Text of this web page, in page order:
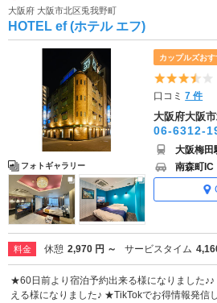
大阪府 大阪市北区兎我野町
HOTEL ef (ホテル エフ)
フォトギャラリー
カップルズおす
口コミ7 件
大阪府大阪
06-6312-
大阪梅田
南森町IC
料金 休憩 2,970 円 ～ サービスタイム
★60日前より宿泊予約出来る様になりました
える様になりました♪ ★TikTokでお得情報発信